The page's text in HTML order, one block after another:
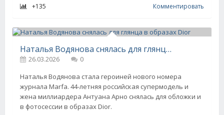
+135 Комментировать
Наталья Водянова снялась для глянца в образах Dior
26.03.2026
0
Наталья Водянова стала героиней нового номера
журнала Marfa. 44-летняя российская супермодель и
жена миллиардера Антуана Арно снялась для обложки и
в фотосессии в образах Dior.